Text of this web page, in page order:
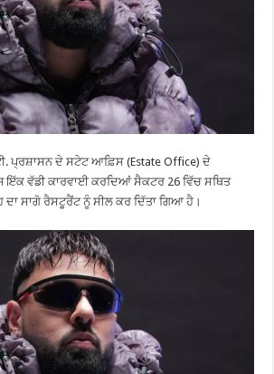
ਪ੍ਰਸ਼ਾਸਨ ਦੇ ਸਟੇਟ ਆਫ਼ਿਸ (Estate Office) ਦੇ
ਵੱਡੀ ਕਾਰਵਾਈ ਕਰਦਿਆਂ ਸੈਕਟਰ 26 ਵਿੱਚ ਸਥਿਤ
ਸਾਗੋ ਰੈਸਟੂਰੈਂਟ ਨੂੰ ਸੀਲ ਕਰ ਦਿੱਤਾ ਗਿਆ ਹੈ।